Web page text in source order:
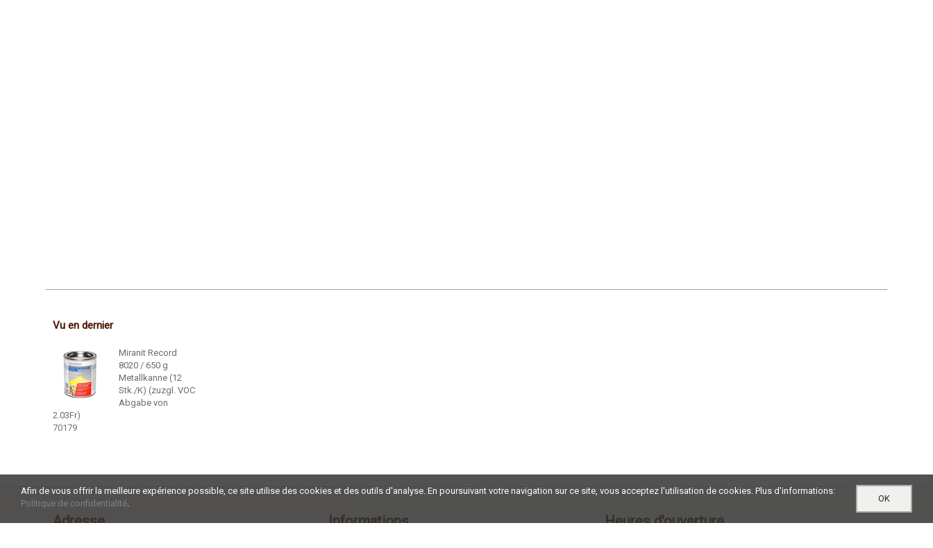
Vu en dernier
Miranit Record
8020 / 650 g
Metallkanne (12
Stk./K) (zuzgl. VOC
Abgabe von
2.03Fr)
70179
Adresse Informations Heures d'ouverture
OK
Afin de vous offrir la meilleure expérience possible, ce site utilise des cookies et des outils d'analyse. En poursuivant votre navigation sur ce site, vous acceptez l'utilisation de cookies. Plus d'informations:
Politique de confidentialité.